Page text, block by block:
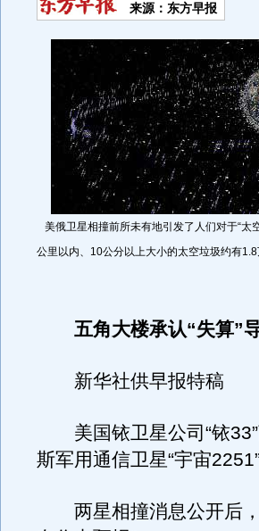
来源：东方早报
美俄卫星相撞前所未有地引发了人们对于“太
公里以内、10公分以上大小的太空垃圾约有
五角大楼承认“失算”导
新华社供早报特稿
美国铱卫星公司“铱33”
斯军用通信卫星“宇宙
两星相撞消息公开后，